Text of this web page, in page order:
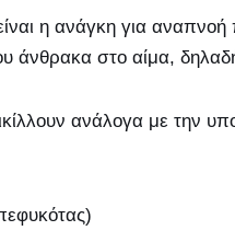
η ανάγκη για
άνθρακα στο αίμα,
ανάλογα με την